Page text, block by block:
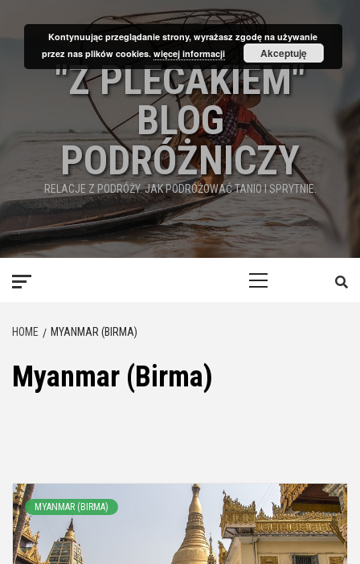
"Z PLECAKIEM"
BLOG
PODRÓŻNICZY
RELACJE Z PODRÓŻY. JAK PODRÓŻOWAĆ TANIO I SPRYTNIE.
HOME MYANMAR (BIRMA)
Myanmar (Birma)
MYANMAR (BIRMA)
Kontynuując przeglądanie strony, wyrażasz zgodę na używanie
przez nas plików cookies.więcej informacji Akceptuję